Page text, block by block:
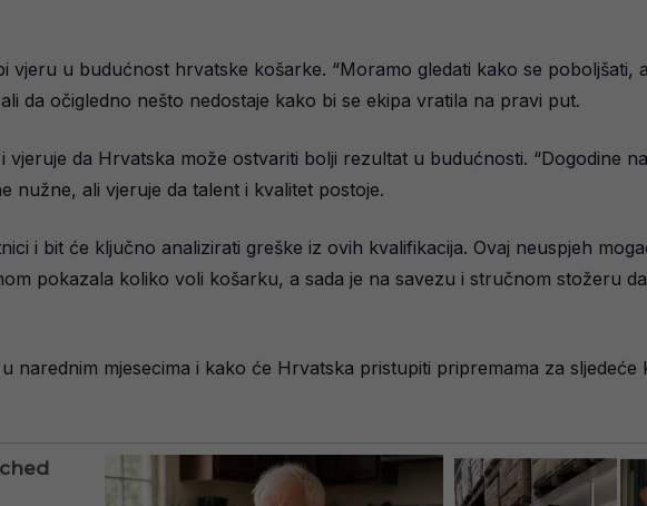
u budućnost hrvatske košarke. “Moramo gledati kako se poboljšati,
da očigledno nešto nedostaje kako bi se ekipa vratila na pravi put.
da Hrvatska može ostvariti bolji rezultat u budućnosti. “Dogodine
nužne, ali vjeruje da talent i kvalitet postoje.
i bit će ključno analizirati greške iz ovih kvalifikacija. Ovaj neuspjeh
pokazala koliko voli košarku, a sada je na savezu i stručnom stožeru
narednim mjesecima i kako će Hrvatska pristupiti pripremama za sljedeće